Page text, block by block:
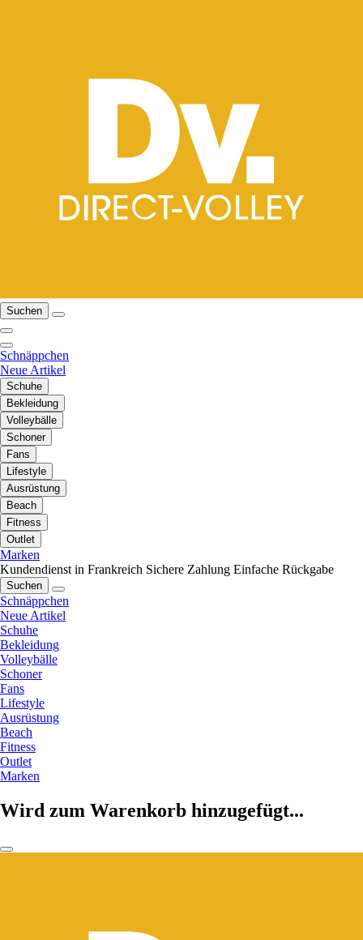
Suchen
Schnäppchen
Neue Artikel
Schuhe
Bekleidung
Volleybälle
Schoner
Fans
Lifestyle
Ausrüstung
Beach
Fitness
Outlet
Marken
Kundendienst in Frankreich Sichere Zahlung Einfache Rückgabe
Suchen
Schnäppchen
Neue Artikel
Schuhe
Bekleidung
Volleybälle
Schoner
Fans
Lifestyle
Ausrüstung
Beach
Fitness
Outlet
Marken
Wird zum Warenkorb hinzugefügt...